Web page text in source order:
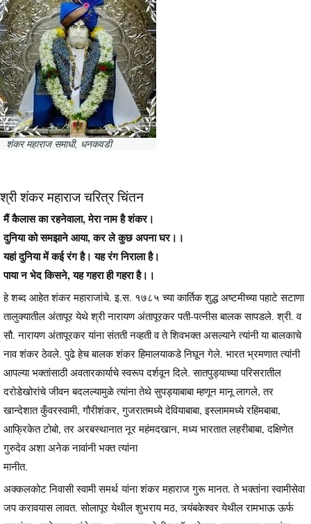
शंकर महाराज समाधी, धनकवडी
श्री शंकर महाराज चरित्र चिंतन
मैं कैलास का रहनेवाला, मेरा नाम है शंकर।
दुनिया को समझाने आया, कर ले कुछ अपना घर।।
यहां दुनिया में कई रंग है। यह रंग निराला है।
पाया न भेद किसने, यह गहरा ही गहरा है।।
हे शब्द आहेत शंकर महाराजांचे. इ.स. १७८५ च्या कार्तिक शुद्ध अष्टमीच्या पहाटे सटाणा
तालुक्यातील अंतापूर येथे श्री नारायण अंतापूरकर पती-पत्नीस बालक सापडले. श्री. व
सौ. नारायण अंतापूरकर यांना संतती नव्हती व ते शिवभक्त असल्याने त्यांनी या बालकाचे
नाव शंकर ठेवले. पुढे हेच बालक शंकर हिमालयाकडे निघून गेले. भारत भ्रमणात त्यांनी
आपल्या भक्तांसाठी अवतारकार्याचे स्वरूप दर्शवून दिले. सातपुड्याच्या परिसरातील
दरोडेखोरांचे जीवन बदलल्यामुळे त्यांना तेथे सुपड्याबाबा म्हणून मानू लागले, तर
खान्देशात कुँवरस्वामी, गौरीशंकर, गुजरातमध्ये देवियाबाबा, इस्लाममध्ये रहिमबाबा,
आफ्रिकेत टोबो, तर अरबस्थानात नूर महंमदखान, मध्य भारतात लहरीबाबा, दक्षिणेत
गुरुदेव अशा अनेक नावांनी भक्त त्यांना
मानीत.
अक्कलकोट निवासी स्वामी समर्थ यांना शंकर महाराज गुरू मानत. ते भक्तांना स्वामीसेवा
जप करावयास लावत. सोलापूर येथील शुभराय मठ, त्र्यंबकेश्वर येथील रामभाऊ ऊर्फ